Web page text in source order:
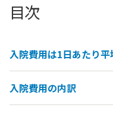
目次
入院費用は1日あたり
入院費用の内訳